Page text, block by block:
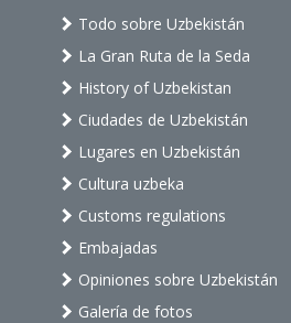
Todo sobre Uzbekistán
La Gran Ruta de la Seda
History of Uzbekistan
Ciudades de Uzbekistán
Lugares en Uzbekistán
Cultura uzbeka
Customs regulations
Embajadas
Opiniones sobre Uzbekistán
Galería de fotos